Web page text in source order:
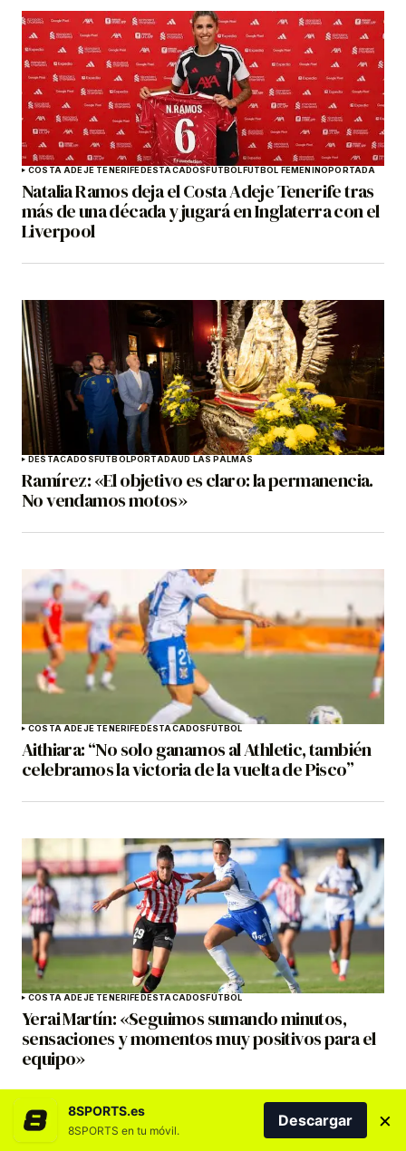
COSTA ADEJE TENERIFEDESTACADOSFÚTBOLFÚTBOL FEMENINOPORTADA
Natalia Ramos deja el Costa Adeje Tenerife tras
más de una década y jugará en Inglaterra con el
Liverpool
DESTACADOSFÚTBOLPORTADAUD LAS PALMAS
Ramírez: «El objetivo es claro: la permanencia.
No vendamos motos»
COSTA ADEJE TENERIFEDESTACADOSFÚTBOL
Aithiara: “No solo ganamos al Athletic, también
celebramos la victoria de la vuelta de Pisco”
COSTA ADEJE TENERIFEDESTACADOSFÚTBOL
Yerai Martín: «Seguimos sumando minutos,
sensaciones y momentos muy positivos para el
equipo»
8SPORTS.es
8SPORTS en tu móvil.
Descargar ×